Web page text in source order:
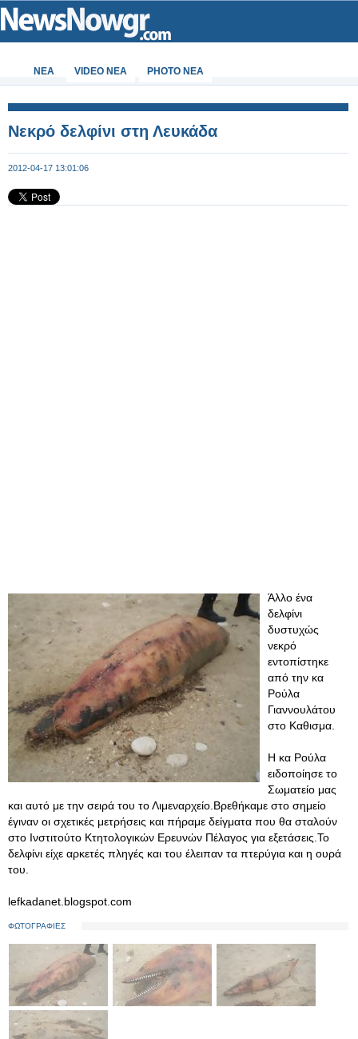
ΝΕΑ VIDEO NEA PHOTO NEA
Νεκρό δελφίνι στη Λευκάδα
2012-04-17 13:01:06
Άλλο ένα
δελφίνι
δυστυχώς
νεκρό
εντοπίστηκε
από την κα
Ρούλα
Γιαννουλάτου
στο Καθισμα.
Η κα Ρούλα
ειδοποίησε το
Σωματείο μας
και αυτό με την σειρά του το Λιμεναρχείο.Βρεθήκαμε στο σημείο
έγιναν οι σχετικές μετρήσεις και πήραμε δείγματα που θα σταλούν
στο Ινστιτούτο Κτητολογικών Ερευνών Πέλαγος για εξετάσεις.Το
δελφίνι είχε αρκετές πληγές και του έλειπαν τα πτερύγια και η ουρά
του.
lefkadanet.blogspot.com
ΦΩΤΟΓΡΑΦΙΕΣ